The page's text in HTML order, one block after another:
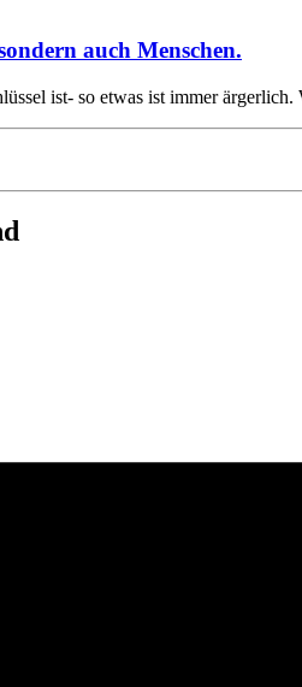
auch Menschen.
ist- so etwas ist immer